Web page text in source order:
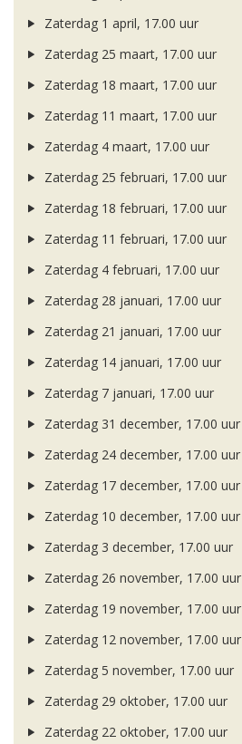
Zaterdag 1 april, 17.00 uur
Zaterdag 25 maart, 17.00 uur
Zaterdag 18 maart, 17.00 uur
Zaterdag 11 maart, 17.00 uur
Zaterdag 4 maart, 17.00 uur
Zaterdag 25 februari, 17.00 uur
Zaterdag 18 februari, 17.00 uur
Zaterdag 11 februari, 17.00 uur
Zaterdag 4 februari, 17.00 uur
Zaterdag 28 januari, 17.00 uur
Zaterdag 21 januari, 17.00 uur
Zaterdag 14 januari, 17.00 uur
Zaterdag 7 januari, 17.00 uur
Zaterdag 31 december, 17.00 uur
Zaterdag 24 december, 17.00 uur
Zaterdag 17 december, 17.00 uur
Zaterdag 10 december, 17.00 uur
Zaterdag 3 december, 17.00 uur
Zaterdag 26 november, 17.00 uur
Zaterdag 19 november, 17.00 uur
Zaterdag 12 november, 17.00 uur
Zaterdag 5 november, 17.00 uur
Zaterdag 29 oktober, 17.00 uur
Zaterdag 22 oktober, 17.00 uur